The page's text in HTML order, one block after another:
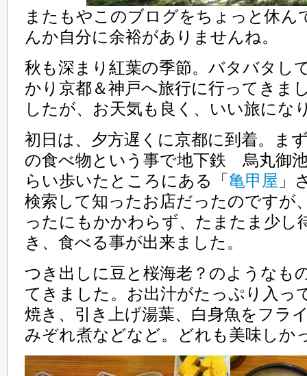
またもやこのブログをちょっと休ん
んか自分に余裕がありませんね。
秋も深まり紅葉の季節。バタバタし
かり京都＆神戸へ旅行に行ってきま
したが、お天気も良く、いい旅にな
初日は、夕方遅くに京都に到着。ま
の食べ物という事で地下鉄 烏丸御
らい歩いたところにある「 亀甲屋 」
検索して知ったお店だったのですが
ったにもかかわらず、たまたま少し
き、食べる事が出来ました。
つき出しに豆と桜海老？のようなも
てきました。お出汁がたっぷり入っ
焼き、引き上げ湯葉、白身魚をフラ
みぞれ煮などなど。どれも美味しか